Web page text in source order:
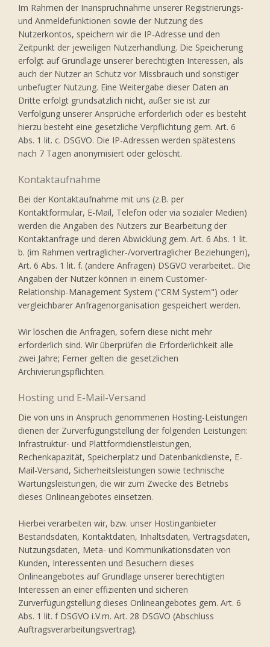
Im Rahmen der Inanspruchnahme unserer Registrierungs-
und Anmeldefunktionen sowie der Nutzung des
Nutzerkontos, speichern wir die IP-Adresse und den
Zeitpunkt der jeweiligen Nutzerhandlung. Die Speicherung
erfolgt auf Grundlage unserer berechtigten Interessen, als
auch der Nutzer an Schutz vor Missbrauch und sonstiger
unbefugter Nutzung. Eine Weitergabe dieser Daten an
Dritte erfolgt grundsätzlich nicht, außer sie ist zur
Verfolgung unserer Ansprüche erforderlich oder es besteht
hierzu besteht eine gesetzliche Verpflichtung gem. Art. 6
Abs. 1 lit. c. DSGVO. Die IP-Adressen werden spätestens
nach 7 Tagen anonymisiert oder gelöscht.
Kontaktaufnahme
Bei der Kontaktaufnahme mit uns (z.B. per
Kontaktformular, E-Mail, Telefon oder via sozialer Medien)
werden die Angaben des Nutzers zur Bearbeitung der
Kontaktanfrage und deren Abwicklung gem. Art. 6 Abs. 1 lit.
b. (im Rahmen vertraglicher-/vorvertraglicher Beziehungen),
Art. 6 Abs. 1 lit. f. (andere Anfragen) DSGVO verarbeitet.. Die
Angaben der Nutzer können in einem Customer-
Relationship-Management System ("CRM System") oder
vergleichbarer Anfragenorganisation gespeichert werden.
Wir löschen die Anfragen, sofern diese nicht mehr
erforderlich sind. Wir überprüfen die Erforderlichkeit alle
zwei Jahre; Ferner gelten die gesetzlichen
Archivierungspflichten.
Hosting und E-Mail-Versand
Die von uns in Anspruch genommenen Hosting-Leistungen
dienen der Zurverfügungstellung der folgenden Leistungen:
Infrastruktur- und Plattformdienstleistungen,
Rechenkapazität, Speicherplatz und Datenbankdienste, E-
Mail-Versand, Sicherheitsleistungen sowie technische
Wartungsleistungen, die wir zum Zwecke des Betriebs
dieses Onlineangebotes einsetzen.
Hierbei verarbeiten wir, bzw. unser Hostinganbieter
Bestandsdaten, Kontaktdaten, Inhaltsdaten, Vertragsdaten,
Nutzungsdaten, Meta- und Kommunikationsdaten von
Kunden, Interessenten und Besuchern dieses
Onlineangebotes auf Grundlage unserer berechtigten
Interessen an einer effizienten und sicheren
Zurverfügungstellung dieses Onlineangebotes gem. Art. 6
Abs. 1 lit. f DSGVO i.V.m. Art. 28 DSGVO (Abschluss
Auftragsverarbeitungsvertrag).